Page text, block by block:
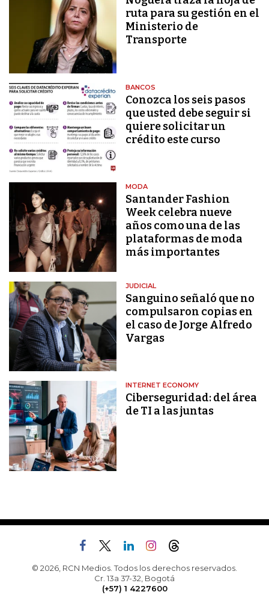
ruta para su gestión en el
Ministerio de
Transporte
BANCOS
Conozca los seis pasos
que usted debe seguir si
quiere solicitar un
crédito este curso
MODA
Santander Fashion
Week celebra nueve
años como una de las
plataformas de moda
más importantes
JUDICIAL
Sanguino señaló que no
compulsaron copias en
el caso de Jorge Alfredo
Vargas
INTERNET ECONOMY
Ciberseguridad: del área
de TI a las juntas
© 2026, RCN Medios. Todos los derechos reservados.
Cr. 13a 37-32, Bogotá
(+57) 1 4227600